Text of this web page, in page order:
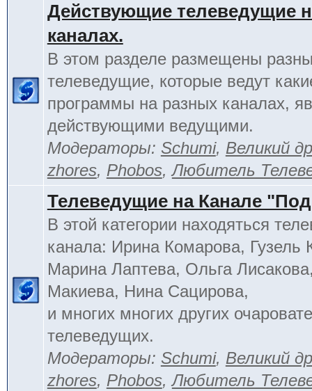
Действующие телеведущие
каналах.
В этом разделе размещены
телеведущие, которые ведут
программы на разных каналах,
действующими ведущими.
Модераторы: Schumi, Великий
zhores, Phobos,Любитель
Телеведущие на Канале
В этой категории находяться
канала: Ирина Комарова, Гузель
Марина Лаптева, Ольга
Макиева, Нина Сацирова,
и многих многих других
телеведущих.
Модераторы: Schumi, Великий
zhores, Phobos,Любитель